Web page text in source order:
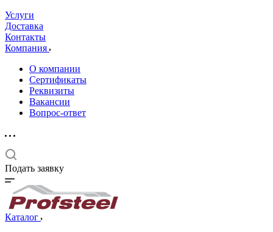
Услуги
Доставка
Контакты
Компания
О компании
Сертификаты
Реквизиты
Вакансии
Вопрос-ответ
Подать заявку
Каталог